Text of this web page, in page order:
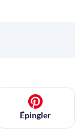
Épingler